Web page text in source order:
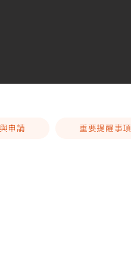
申請 重要提醒事項